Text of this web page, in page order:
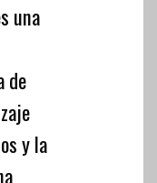
una
de
y la